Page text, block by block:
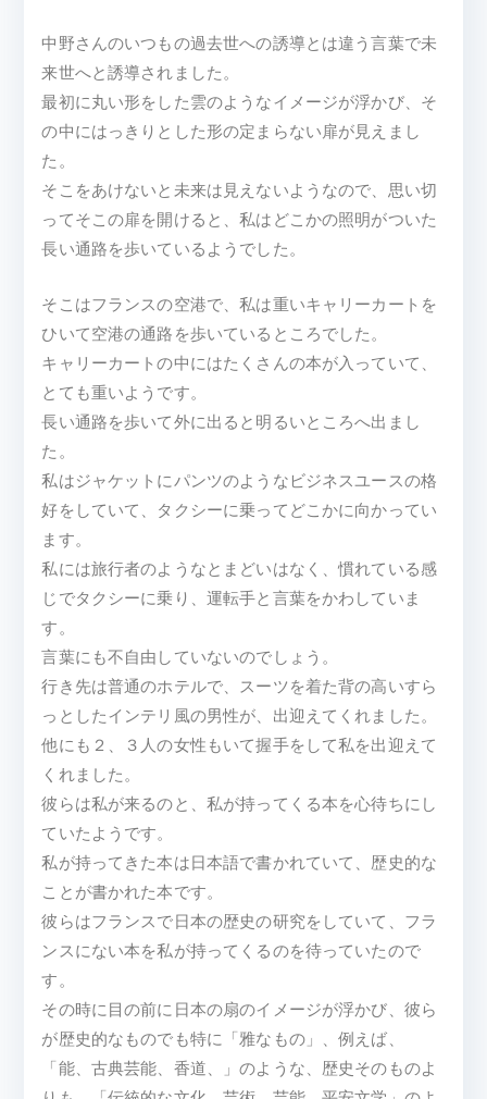
中野さんのいつもの過去世への誘導とは違う言葉で未
来世へと誘導されました。
最初に丸い形をした雲のようなイメージが浮かび、そ
の中にはっきりとした形の定まらない扉が見えまし
た。
そこをあけないと未来は見えないようなので、思い切
ってそこの扉を開けると、私はどこかの照明がついた
長い通路を歩いているようでした。
そこはフランスの空港で、私は重いキャリーカートを
ひいて空港の通路を歩いているところでした。
キャリーカートの中にはたくさんの本が入っていて、
とても重いようです。
長い通路を歩いて外に出ると明るいところへ出まし
た。
私はジャケットにパンツのようなビジネスユースの格
好をしていて、タクシーに乗ってどこかに向かってい
ます。
私には旅行者のようなとまどいはなく、慣れている感
じでタクシーに乗り、運転手と言葉をかわしていま
す。
言葉にも不自由していないのでしょう。
行き先は普通のホテルで、スーツを着た背の高いすら
っとしたインテリ風の男性が、出迎えてくれました。
他にも２、３人の女性もいて握手をして私を出迎えて
くれました。
彼らは私が来るのと、私が持ってくる本を心待ちにし
ていたようです。
私が持ってきた本は日本語で書かれていて、歴史的な
ことが書かれた本です。
彼らはフランスで日本の歴史の研究をしていて、フラ
ンスにない本を私が持ってくるのを待っていたので
す。
その時に目の前に日本の扇のイメージが浮かび、彼ら
が歴史的なものでも特に「雅なもの」、例えば、
「能、古典芸能、香道、」のような、歴史そのものよ